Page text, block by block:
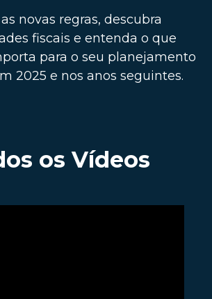
novas regras, descubra
fiscais e entenda o que
para o seu planejamento
2025 e nos anos seguintes.
os Vídeos